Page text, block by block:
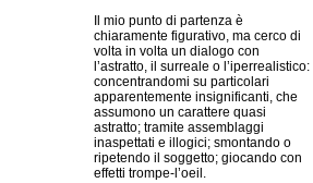
Il mio punto di partenza è
chiaramente figurativo, ma cerco di
volta in volta un dialogo con
l’astratto, il surreale o l’iperrealistico:
concentrandomi su particolari
apparentemente insignificanti, che
assumono un carattere quasi
astratto; tramite assemblaggi
inaspettati e illogici; smontando o
ripetendo il soggetto; giocando con
effetti trompe-l’oeil.